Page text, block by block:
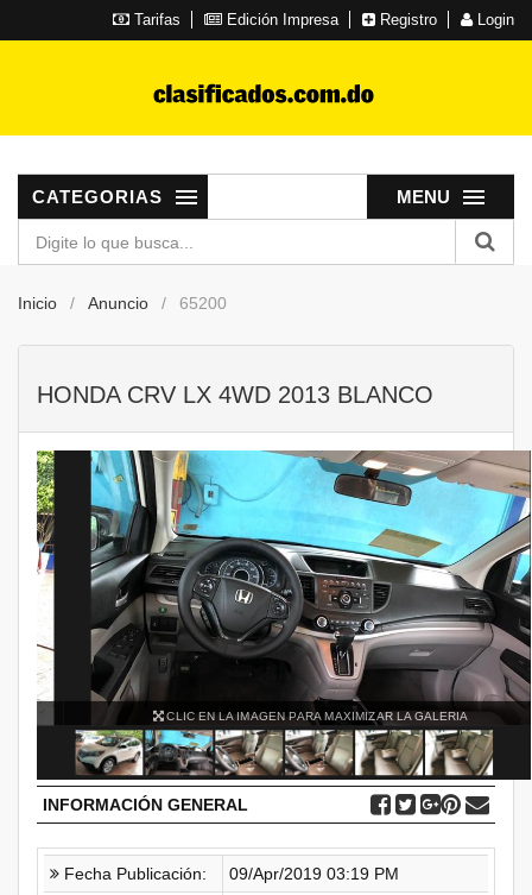
Tarifas Edición Impresa Registro Login
MENU
CATEGORIAS
Inicio Anuncio 65200
HONDA CRV LX 4WD 2013 BLANCO
CLIC EN LA IMAGEN PARA MAXIMIZAR LA GALERIA
INFORMACIÓN GENERAL
Fecha Publicación:
09/Apr/2019 03:19 PM